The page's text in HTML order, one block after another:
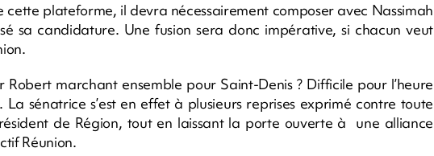
cette plateforme, il devra nécessairement composer avec Nassimah
sa candidature. Une fusion sera donc impérative, si chacun veut
marchant ensemble pour Saint-Denis ? Difficile pour l’heure
La sénatrice s’est en effet à plusieurs reprises exprimé contre toute
de Région, tout en laissant la porte ouverte à une alliance
Réunion.